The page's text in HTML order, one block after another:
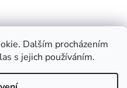
Dalším procházením
s jejich používáním.